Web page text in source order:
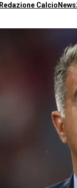
Redazione